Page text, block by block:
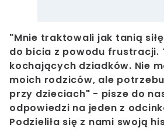
"Mnie traktowali jak tanią
do bicia z powodu frustracji.
kochających dziadków. Nie
moich rodziców, ale
przy dzieciach" - pisze do
odpowiedzi na jeden z
Podzieliła się z nami swoją